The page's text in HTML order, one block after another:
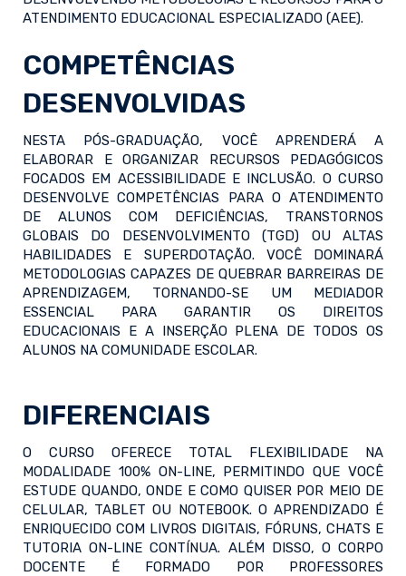
ATENDIMENTO EDUCACIONAL ESPECIALIZADO (AEE).
COMPETÊNCIAS
DESENVOLVIDAS
NESTA PÓS-GRADUAÇÃO, VOCÊ APRENDERÁ A
ELABORAR E ORGANIZAR RECURSOS PEDAGÓGICOS
FOCADOS EM ACESSIBILIDADE E INCLUSÃO. O CURSO
DESENVOLVE COMPETÊNCIAS PARA O ATENDIMENTO
DE ALUNOS COM DEFICIÊNCIAS, TRANSTORNOS
GLOBAIS DO DESENVOLVIMENTO (TGD) OU ALTAS
HABILIDADES E SUPERDOTAÇÃO. VOCÊ DOMINARÁ
METODOLOGIAS CAPAZES DE QUEBRAR BARREIRAS DE
APRENDIZAGEM, TORNANDO-SE UM MEDIADOR
ESSENCIAL PARA GARANTIR OS DIREITOS
EDUCACIONAIS E A INSERÇÃO PLENA DE TODOS OS
ALUNOS NA COMUNIDADE ESCOLAR.
DIFERENCIAIS
O CURSO OFERECE TOTAL FLEXIBILIDADE NA
MODALIDADE 100% ON-LINE, PERMITINDO QUE VOCÊ
ESTUDE QUANDO, ONDE E COMO QUISER POR MEIO DE
CELULAR, TABLET OU NOTEBOOK. O APRENDIZADO É
ENRIQUECIDO COM LIVROS DIGITAIS, FÓRUNS, CHATS E
TUTORIA ON-LINE CONTÍNUA. ALÉM DISSO, O CORPO
DOCENTE É FORMADO POR PROFESSORES